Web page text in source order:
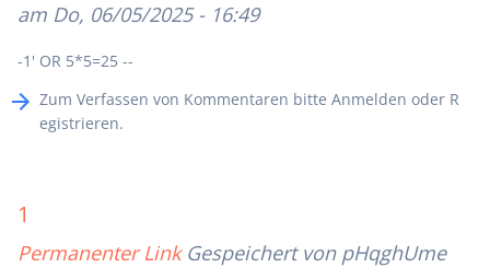
am Do, 06/05/2025 - 16:49
-1' OR 5*5=25 --
Zum Verfassen von Kommentaren bitte Anmelden oder R
egistrieren.
1
Permanenter Link Gespeichert von pHqghUme